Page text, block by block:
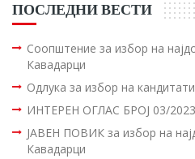
ПОСЛЕДНИ ВЕСТИ
Соопштение за избор на
Кавадарци
Одлука за избор на
ИНТЕРЕН ОГЛАС БРОЈ 03/2023
ЈАВЕН ПОВИК за избор на
Кавадарци